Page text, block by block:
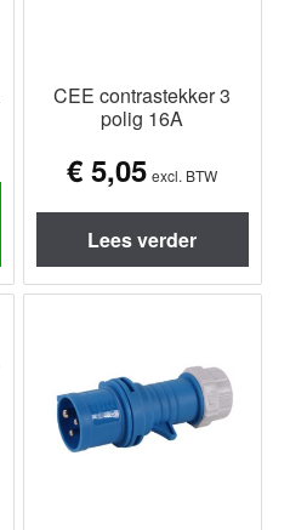
CEE contrastekker 3
polig 16A
€ 5,05 excl. BTW
Lees verder